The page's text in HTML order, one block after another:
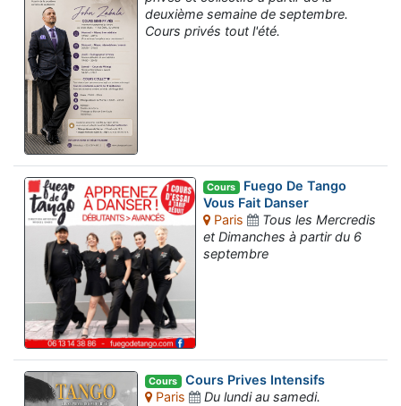
deuxième semaine de septembre.
Cours privés tout l'été.
Cours Fuego De Tango
Vous Fait Danser
Paris
Tous les Mercredis
et Dimanches à partir du 6
septembre
Cours Cours Prives Intensifs
Paris
Du lundi au samedi.